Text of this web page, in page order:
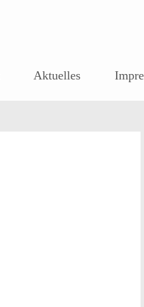
Aktuelles